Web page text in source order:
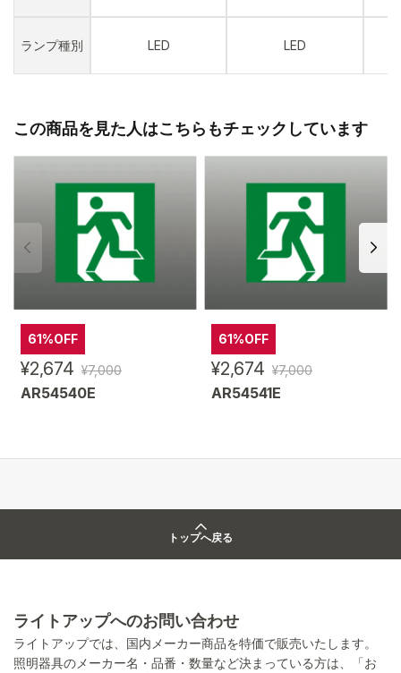
ランプ種別 LED LED
この商品を見た人はこちらもチェックしています
61%OFF
¥2,674 ¥7,000
AR54540E
61%OFF
¥2,674 ¥7,000
AR54541E
トップへ戻る
ライトアップへのお問い合わせ
ライトアップでは、国内メーカー商品を特価で販売いたします。
照明器具のメーカー名・品番・数量など決まっている方は、「お